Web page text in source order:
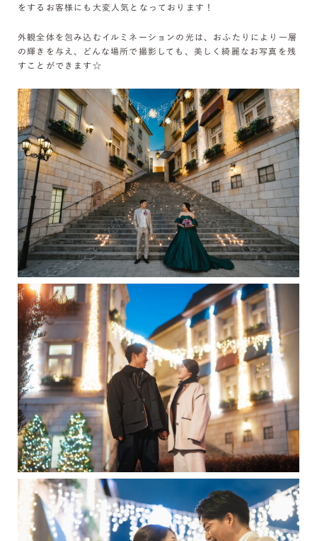
をするお客様にも大変人気となっております！
外観全体を包み込むイルミネーションの光は、おふたりにより一層
の輝きを与え、どんな場所で撮影しても、美しく綺麗なお写真を残
すことができます☆